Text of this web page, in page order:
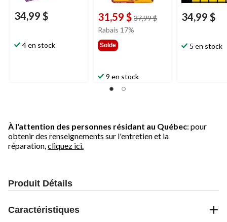
34,99 $
4 en stock
31,59 $ 37,99 $prix
Rabais 17%
Solde
9 en stock
34,99 $
5 en stock
À l'attention des personnes résidant au Québec: pour
obtenir des renseignements sur l'entretien et la
réparation, cliquez ici.
Produit Détails
Caractéristiques